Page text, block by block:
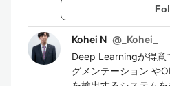
Kohei N @ _Kohei_
Deep Learningが得意
グメンテーション や